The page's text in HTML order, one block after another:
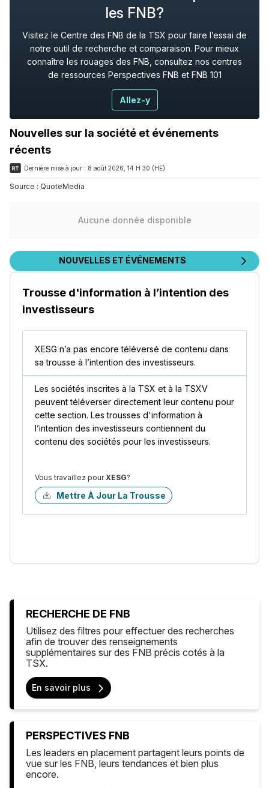
les FNB?
Visitez le Centre des FNB de la TSX pour faire l’essai de
notre outil de recherche et comparaison. Pour mieux
connaître les rouages des FNB, consultez nos centres
de ressources Perspectives FNB et FNB 101
Allez-y
Nouvelles sur la société et événements
récents
Dernière mise à jour : 8 août 2026, 14 H 30 (HE)
Source : QuoteMedia
Aucune donnée disponible
NOUVELLES ET ÉVÉNEMENTS
Trousse d'information à l’intention des
investisseurs
XESG n’a pas encore téléversé de contenu dans
sa trousse à l’intention des investisseurs.
Les sociétés inscrites à la TSX et à la TSXV
peuvent téléverser directement leur contenu pour
cette section. Les trousses d'information à
l’intention des investisseurs contiennent du
contenu des sociétés pour les investisseurs.
Vous travaillez pour XESG?
Mettre À Jour La Trousse
RECHERCHE DE FNB
Utilisez des filtres pour effectuer des recherches
afin de trouver des renseignements
supplémentaires sur des FNB précis cotés à la
TSX.
En savoir plus
PERSPECTIVES FNB
Les leaders en placement partagent leurs points de
vue sur les FNB, leurs tendances et bien plus
encore.